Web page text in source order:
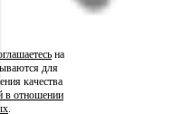
на
для
качества
в отношении
.